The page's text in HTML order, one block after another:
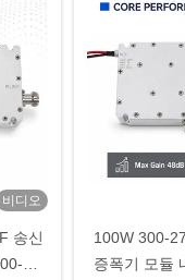
비디오
송신
100W 300-
증폭기 모듈